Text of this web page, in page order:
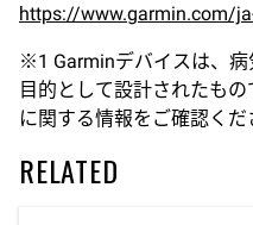
https://www.garmin.com/
※1 Garminデバイスは、
目的として設計されたも
に関する情報をご確認くだ
RELATED